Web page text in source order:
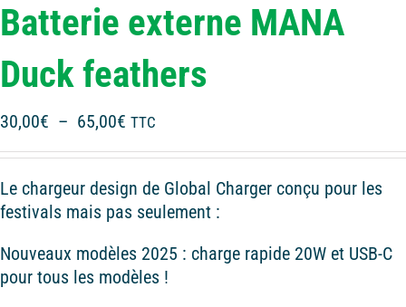
Batterie externe MANA
Duck feathers
30,00€ – 65,00€ Plage
30,00€
à
TTC
Le chargeur design de Global Charger conçu pour les
festivals mais pas seulement :
Nouveaux modèles 2025 : charge rapide 20W et USB-C
pour tous les modèles !